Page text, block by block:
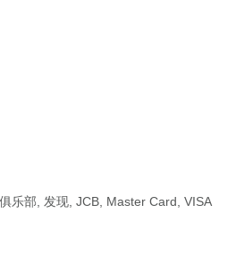
乐部 发现 JCB Master Card VISA